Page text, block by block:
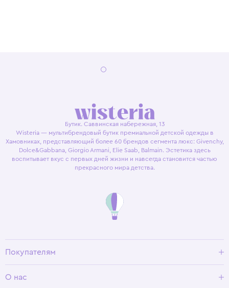
Бутик. Саввинская набережная, 13
Wisteria — мультибрендовый бутик премиальной детской одежды в
Хамовниках, представляющий более 60 брендов сегмента люкс: Givenchy,
Dolce&Gabbana, Giorgio Armani, Elie Saab, Balmain. Эстетика здесь
воспитывает вкус с первых дней жизни и навсегда становится частью
прекрасного мира детства.
Покупателям
Условия возврата
О нас